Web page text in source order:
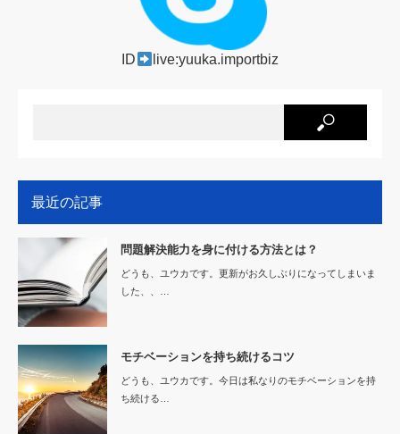
ID live:yuuka.importbiz
最近の記事
問題解決能力を身に付ける方法とは？
どうも、ユウカです。更新がお久しぶりになってしまいま
した、、…
モチベーションを持ち続けるコツ
どうも、ユウカです。今日は私なりのモチベーションを持
ち続ける…